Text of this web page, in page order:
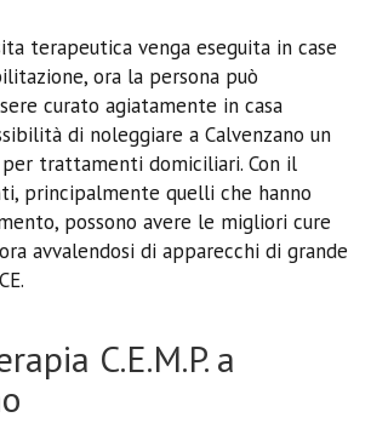
terapeutica venga eseguita in case
ora la persona può
curato agiatamente in casa
di noleggiare a Calvenzano un
trattamenti domiciliari. Con il
principalmente quelli che hanno
possono avere le migliori cure
avvalendosi di apparecchi di grande
C.E.M.P. a